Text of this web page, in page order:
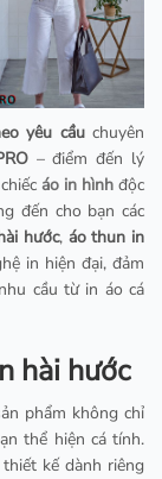
yêu cầuchuyên
– điểm đến lý
áo in hìnhđộc
đến cho bạn các
hước, áo thun in
in hiện đại, đảm
cầu từ in áo cá
hài hước
phẩm không chỉ
thể hiện cá tính.
kế dành riêng